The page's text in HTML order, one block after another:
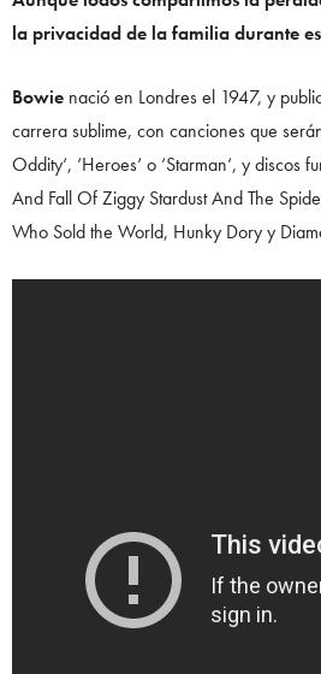
la privacidad de la familia durante
Bowie nació en Londres el 1947, y
carrera sublime, con canciones que
Oddity‘, ‘Heroes‘ o ‘Starman‘, y discos
And Fall Of Ziggy Stardust And The
Who Sold the World, Hunky Dory y